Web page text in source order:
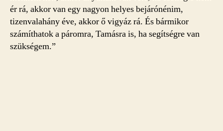
ér rá, akkor van egy nagyon helyes bejárónénim,
tizenvalahány éve, akkor ő vigyáz rá. És bármikor
számíthatok a páromra, Tamásra is, ha segítségre van
szükségem.”